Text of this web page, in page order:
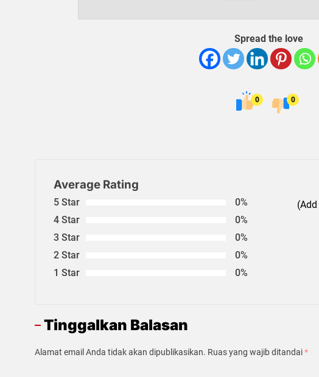
Spread the love
0 0
Average Rating
5 Star
0%
4 Star
0%
3 Star
0%
2 Star
0%
1 Star
0%
Tinggalkan Balasan
Alamat email Anda tidak akan dipublikasikan. Ruas yang wajib ditandai*